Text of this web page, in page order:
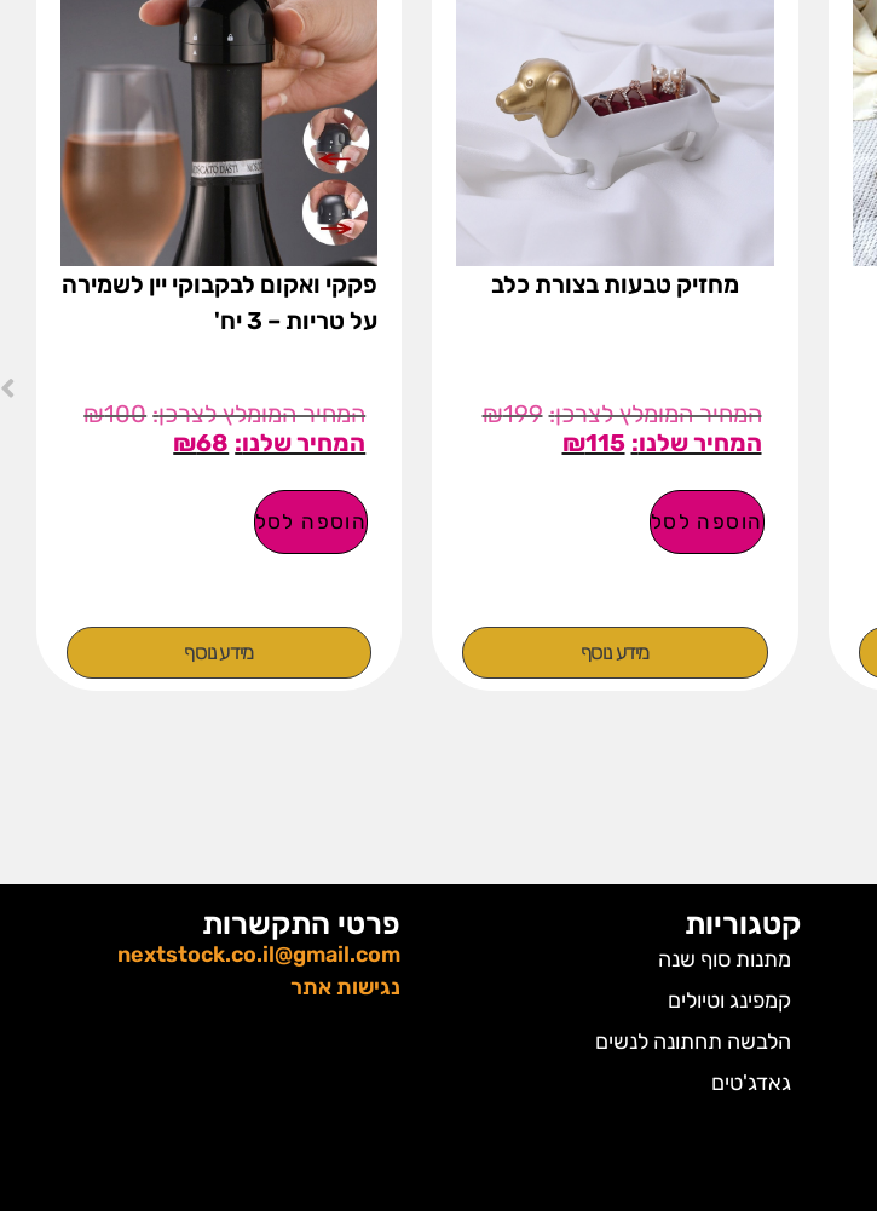
מחזיק טבעות בצורת כלב
₪199
₪115
הוספה לסל
מידע נוסף
פקקי ואקום לבקבוקי יין לשמירה
על טריות – 3 יח'
₪100
₪68
הוספה לסל
מידע נוסף
קטגוריות
מתנות סוף שנה
קמפינג וטיולים
הלבשה תחתונה לנשים
גאדג'טים
פרטי התקשרות
nextstock.co.il@gmail.com
נגישות אתר